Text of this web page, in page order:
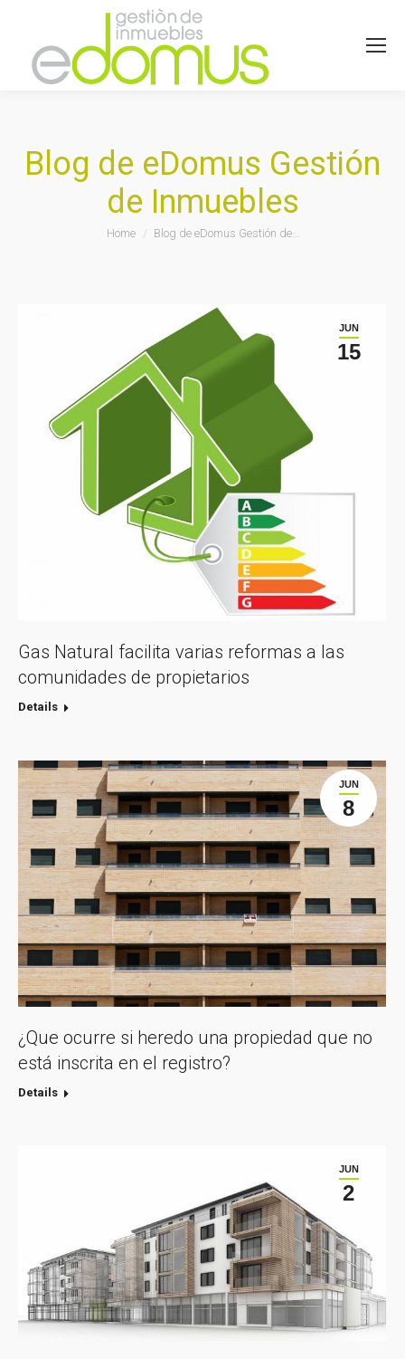
Blog de eDomus Gestión
de Inmuebles
You are here:
Home Blog de eDomus Gestión de…
JUN
15
Gas Natural facilita varias reformas a las
comunidades de propietarios
Details
JUN
8
¿Que ocurre si heredo una propiedad que no
está inscrita en el registro?
Details
JUN
2